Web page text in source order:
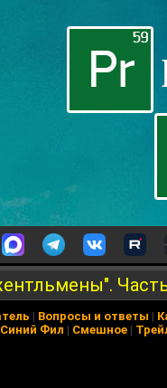
| Вопросы и ответы |
Синий Фил | Смешное|